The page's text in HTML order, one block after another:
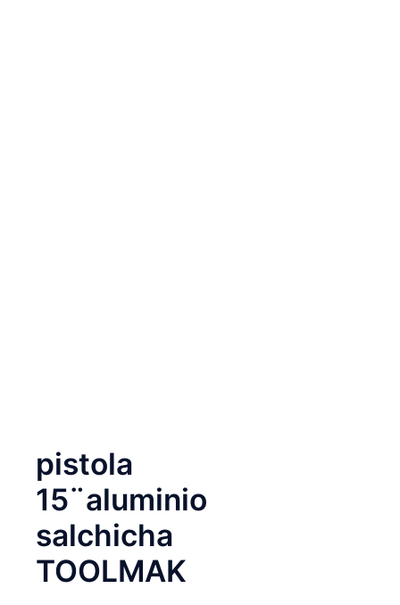
pistola
15¨aluminio
salchicha
TOOLMAK